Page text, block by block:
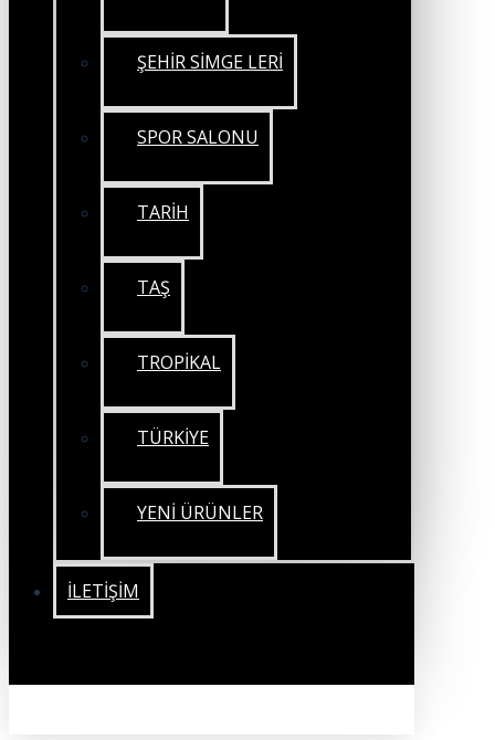
ŞEHİR SİMGE LERİ
SPOR SALONU
TARİH
TAŞ
TROPİKAL
TÜRKİYE
YENİ ÜRÜNLER
İLETIŞIM